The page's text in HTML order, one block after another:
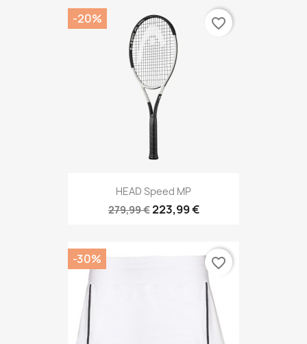
HEAD Speed MP
279,99 €223,99 €
-20% favorite_border
-30% favorite_border